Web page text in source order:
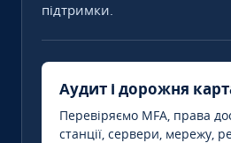
підтримки.
Аудит і дорожня
Перевіряємо MFA, права
станції, сервери, мережу,